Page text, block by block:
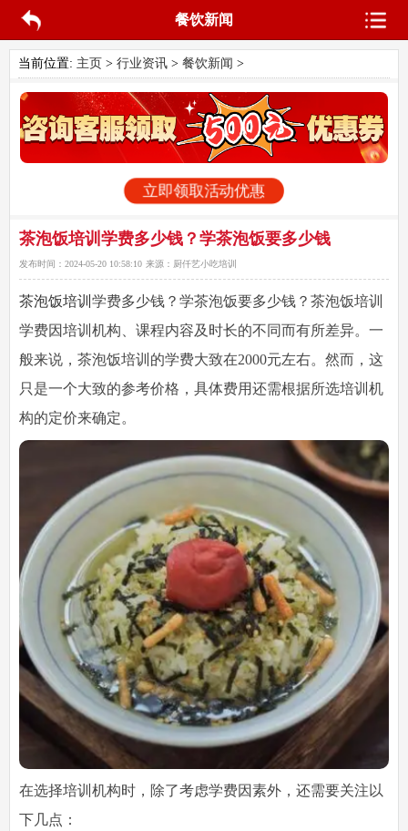
餐饮新闻
当前位置: 主页 > 行业资讯> 餐饮新闻 >
立即领取活动优惠
茶泡饭培训学费多少钱？学茶泡饭要多少钱
发布时间： 2024-05-20 10:58:10 来源： 厨仟艺小吃培训
茶泡饭培训 学费多少钱 ？学茶泡饭要多少钱？茶泡饭培训
学费因培训机构、课程内容及时长的不同而有所差异。一
般来说，茶泡饭培训的学费大致在2000元左右。然而，这
只是一个大致的参考价格，具体费用还需根据所选培训机
构的定价来确定。
在选择培训机构时，除了考虑学费因素外，还需要关注以
下几点：